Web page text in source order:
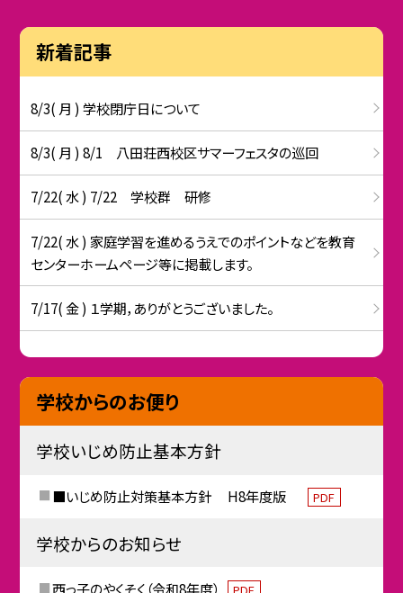
新着記事
8/3( 月 ) 学校閉庁日について
8/3( 月 ) 8/1 八田荘西校区サマーフェスタの巡回
7/22( 水 ) 7/22 学校群 研修
7/22( 水 ) 家庭学習を進めるうえでのポイントなどを教育
センターホームページ等に掲載します。
7/17( 金 ) １学期，ありがとうございました。
学校からのお便り
学校いじめ防止基本方針
■いじめ防止対策基本方針 H8年度版 PDF
学校からのお知らせ
西っ子のやくそく（令和8年度）